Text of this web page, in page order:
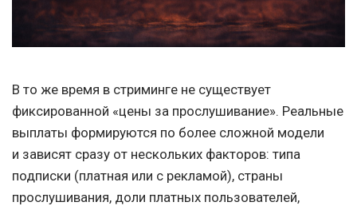
В то же время в стриминге не существует
фиксированной «цены за прослушивание». Реальные
выплаты формируются по более сложной модели
и зависят сразу от нескольких факторов: типа
подписки (платная или с рекламой), страны
прослушивания, доли платных пользователей,